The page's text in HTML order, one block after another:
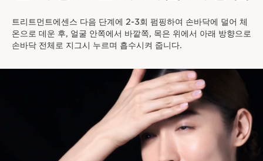
트리트먼트에센스 다음 단계에 2-3회 펌핑하여 손바닥에 덜어 체
온으로 데운 후, 얼굴 안쪽에서 바깥쪽, 목은 위에서 아래 방향으로
손바닥 전체로 지그시 누르며 흡수시켜 줍니다.